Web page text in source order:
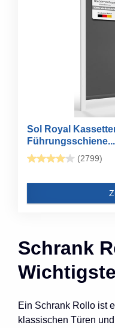
Sol Royal
Führungsschiene...
(2799)
Schrank
Ein Schrank Rollo ist
klassischen Türen